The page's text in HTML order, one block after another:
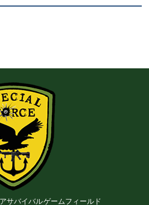
サバイバルゲームフィールド